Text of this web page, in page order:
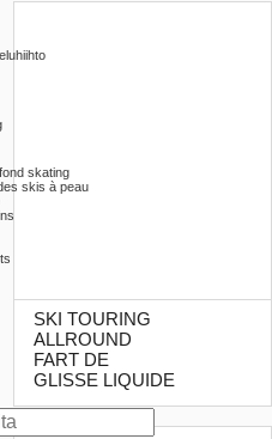
skating
skis à peau
SKI TOURING
ALLROUND
FART DE
GLISSE LIQUIDE